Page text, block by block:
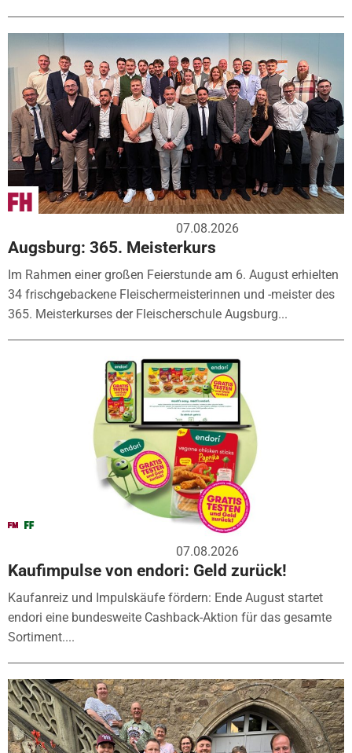
07.08.2026
Augsburg: 365. Meisterkurs
Im Rahmen einer großen Feierstunde am 6. August erhielten
34 frischgebackene Fleischermeisterinnen und -meister des
365. Meisterkurses der Fleischerschule Augsburg...
07.08.2026
Kaufimpulse von endori: Geld zurück!
Kaufanreiz und Impulskäufe fördern: Ende August startet
endori eine bundesweite Cashback-Aktion für das gesamte
Sortiment....